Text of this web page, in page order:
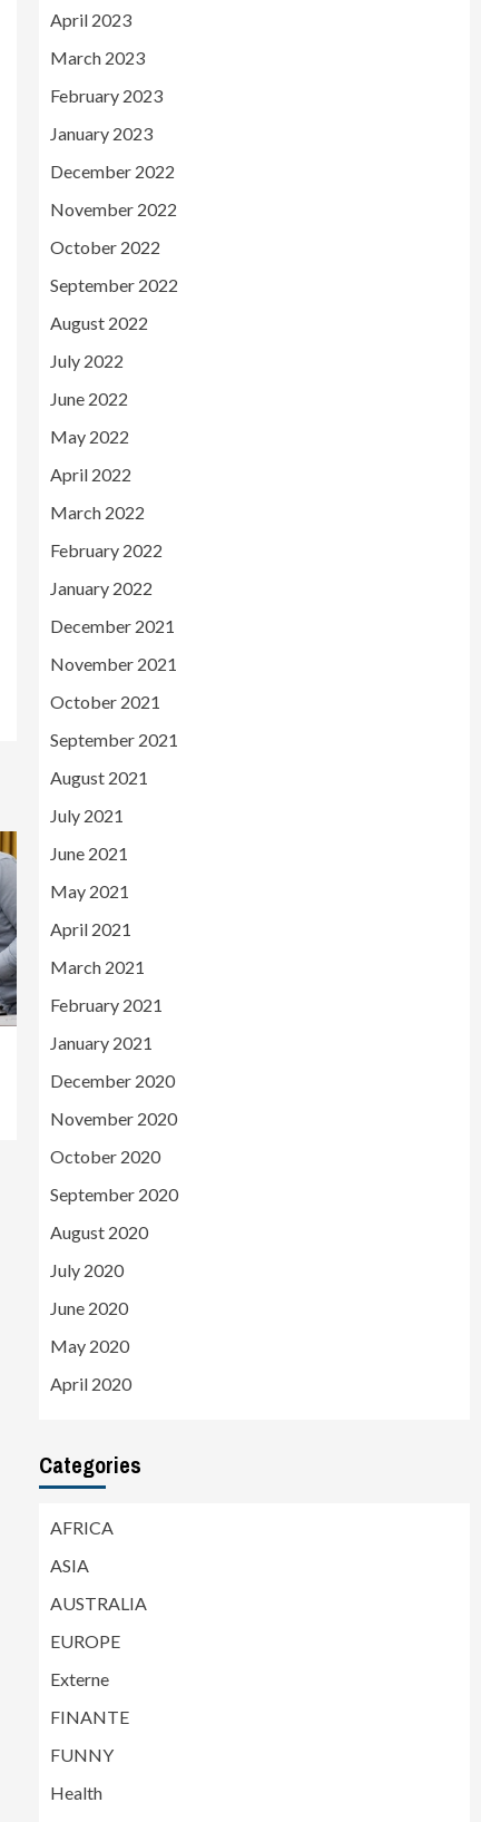
April 2023
March 2023
February 2023
January 2023
December 2022
November 2022
October 2022
September 2022
August 2022
July 2022
June 2022
May 2022
April 2022
March 2022
February 2022
January 2022
December 2021
November 2021
October 2021
September 2021
August 2021
July 2021
June 2021
May 2021
April 2021
March 2021
February 2021
January 2021
December 2020
November 2020
October 2020
September 2020
August 2020
July 2020
June 2020
May 2020
April 2020
Categories
AFRICA
ASIA
AUSTRALIA
EUROPE
Externe
FINANTE
FUNNY
Health